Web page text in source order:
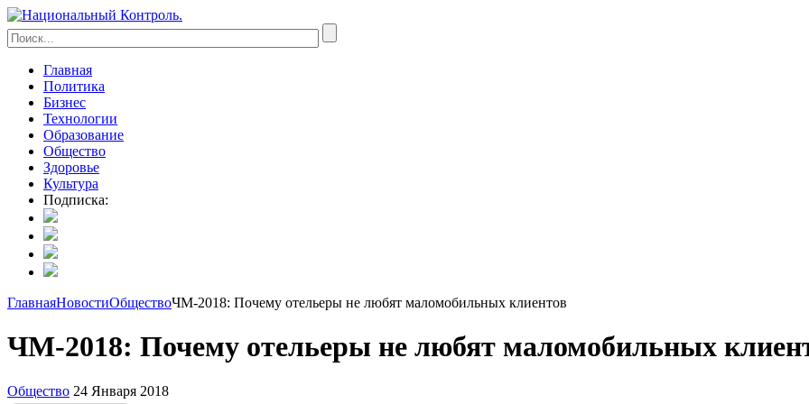
Главная
Политика
Бизнес
Технологии
Образование
Общество
Здоровье
Культура
Подписка:
ГлавнаяНовостиОбществоЧМ-2018: Почему отельеры не любят маломобильных клиентов
ЧМ-2018: Почему отельеры не любят маломобильных
Общество 24 Января 2018